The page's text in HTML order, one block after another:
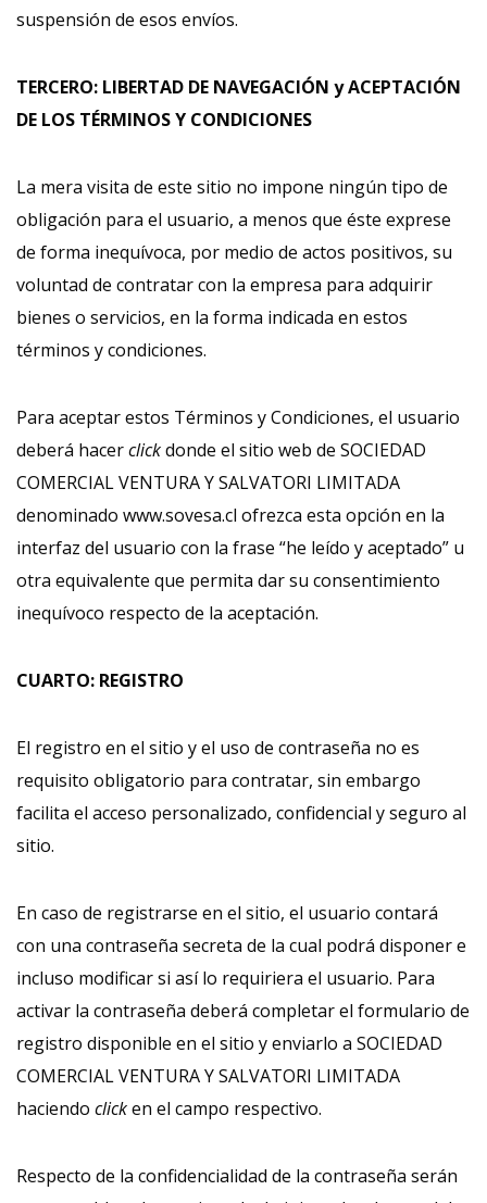
suspensión de esos envíos.
TERCERO: LIBERTAD DE NAVEGACIÓN y ACEPTACIÓN
DE LOS TÉRMINOS Y CONDICIONES
La mera visita de este sitio no impone ningún tipo de
obligación para el usuario, a menos que éste exprese
de forma inequívoca, por medio de actos positivos, su
voluntad de contratar con la empresa para adquirir
bienes o servicios, en la forma indicada en estos
términos y condiciones.
Para aceptar estos Términos y Condiciones, el usuario
deberá hacerclickdonde el sitio web de SOCIEDAD
COMERCIAL VENTURA Y SALVATORI LIMITADA
denominado www.sovesa.cl ofrezca esta opción en la
interfaz del usuario con la frase “he leído y aceptado” u
otra equivalente que permita dar su consentimiento
inequívoco respecto de la aceptación.
CUARTO: REGISTRO
El registro en el sitio y el uso de contraseña no es
requisito obligatorio para contratar, sin embargo
facilita el acceso personalizado, confidencial y seguro al
sitio.
En caso de registrarse en el sitio, el usuario contará
con una contraseña secreta de la cual podrá disponer e
incluso modificar si así lo requiriera el usuario. Para
activar la contraseña deberá completar el formulario de
registro disponible en el sitio y enviarlo a SOCIEDAD
COMERCIAL VENTURA Y SALVATORI LIMITADA
haciendo clicken el campo respectivo.
Respecto de la confidencialidad de la contraseña serán